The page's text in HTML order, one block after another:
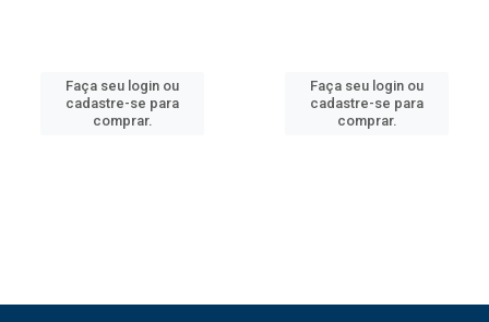
Faça seu login ou
cadastre-se para
comprar.
Faça seu login ou
cadastre-se para
comprar.